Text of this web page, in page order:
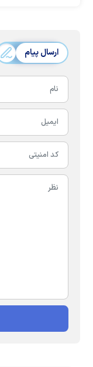
ارسال پیام